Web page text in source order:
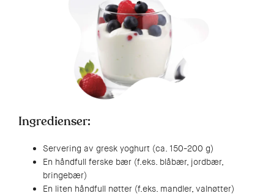
Ingredienser:
Servering av gresk yoghurt (ca. 150-200 g)
En håndfull ferske bær (f.eks. blåbær, jordbær,
bringebær)
En liten håndfull nøtter (f.eks. mandler, valnøtter)